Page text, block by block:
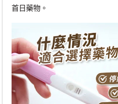
首日藥物。